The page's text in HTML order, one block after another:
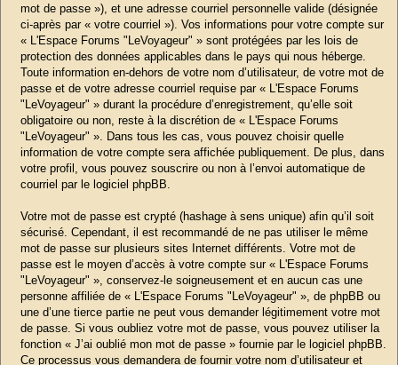
mot de passe »), et une adresse courriel personnelle valide (désignée
ci-après par « votre courriel »). Vos informations pour votre compte sur
« L'Espace Forums "LeVoyageur" » sont protégées par les lois de
protection des données applicables dans le pays qui nous héberge.
Toute information en-dehors de votre nom d’utilisateur, de votre mot de
passe et de votre adresse courriel requise par « L'Espace Forums
"LeVoyageur" » durant la procédure d’enregistrement, qu’elle soit
obligatoire ou non, reste à la discrétion de « L'Espace Forums
"LeVoyageur" ». Dans tous les cas, vous pouvez choisir quelle
information de votre compte sera affichée publiquement. De plus, dans
votre profil, vous pouvez souscrire ou non à l’envoi automatique de
courriel par le logiciel phpBB.
Votre mot de passe est crypté (hashage à sens unique) afin qu’il soit
sécurisé. Cependant, il est recommandé de ne pas utiliser le même
mot de passe sur plusieurs sites Internet différents. Votre mot de
passe est le moyen d’accès à votre compte sur « L'Espace Forums
"LeVoyageur" », conservez-le soigneusement et en aucun cas une
personne affiliée de « L'Espace Forums "LeVoyageur" », de phpBB ou
une d’une tierce partie ne peut vous demander légitimement votre mot
de passe. Si vous oubliez votre mot de passe, vous pouvez utiliser la
fonction « J’ai oublié mon mot de passe » fournie par le logiciel phpBB.
Ce processus vous demandera de fournir votre nom d’utilisateur et